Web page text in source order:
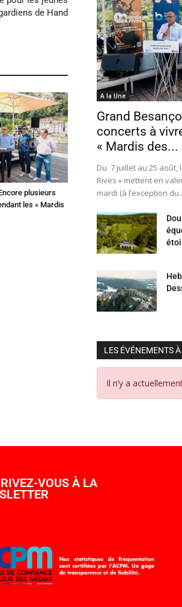
de Hand
plusieurs
les « Mardis
A la Une
Grand
concerts à
« Mardis des...
Du 7 juillet au 25 août,
Rives » mettent en
mardi (à l’exception
LES ÉVÉNEMENTS
Il n’y a
VOUS À LA